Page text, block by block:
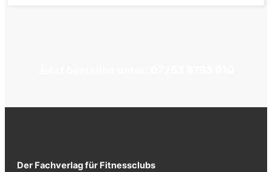
Der Fachverlag für Fitnessclubs